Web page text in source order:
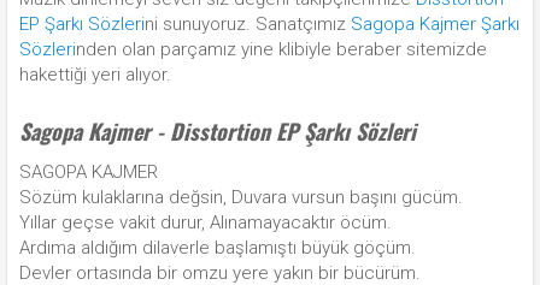
EP Şarkı Sözlerini sunuyoruz. Sanatçımız Sagopa Kajmer Şarkı
Sözlerinden olan parçamız yine klibiyle beraber sitemizde
hakettiği yeri alıyor.
Sagopa Kajmer - Disstortion EP Şarkı Sözleri
SAGOPA KAJMER
Sözüm kulaklarına değsin, Duvara vursun başını gücüm.
Yıllar geçse vakit durur, Alınamayacaktır öcüm.
Ardıma aldığım dilaverle başlamıştı büyük göçüm.
Devler ortasında bir omzu yere yakın bir bücürüm.